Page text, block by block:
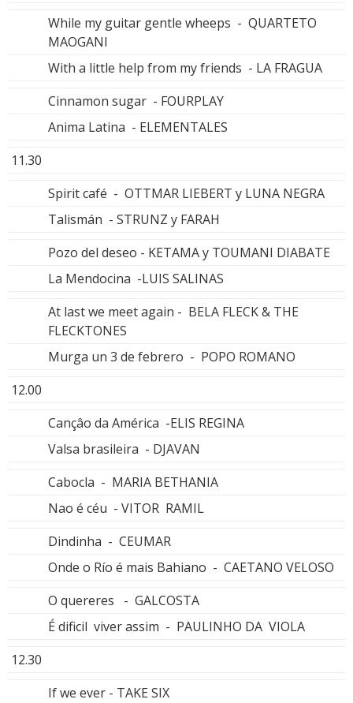
While my guitar gentle wheeps - QUARTETO
MAOGANI
With a little help from my friends - LA FRAGUA
Cinnamon sugar - FOURPLAY
Anima Latina - ELEMENTALES
11.30
Spirit café - OTTMAR LIEBERT y LUNA NEGRA
Talismán - STRUNZ y FARAH
Pozo del deseo - KETAMA y TOUMANI DIABATE
La Mendocina -LUIS SALINAS
At last we meet again - BELA FLECK & THE
FLECKTONES
Murga un 3 de febrero - POPO ROMANO
12.00
Cançâo da América -ELIS REGINA
Valsa brasileira - DJAVAN
Cabocla - MARIA BETHANIA
Nao é céu - VITOR RAMIL
Dindinha - CEUMAR
Onde o Río é mais Bahiano - CAETANO VELOSO
O quereres - GALCOSTA
É dificil viver assim - PAULINHO DA VIOLA
12.30
If we ever - TAKE SIX